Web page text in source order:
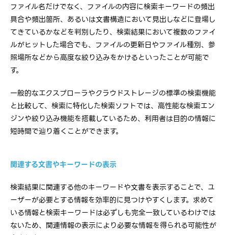
ファイル名だけでなく、ファイルの内容に検索キーワードの頻出
具合や頻出箇所、あるいは文書構造において見出しなどに登場し
てきているかなどを判別したり、検索結果において複数のファイ
ルがヒットした場合でも、ファイルの更新日やファイル種別、参
照場所などから高度な絞り込みをかけるといったことが可能で
す。
一般的なエクスプローラやクラウドストレージの標準の検索機能
と比較して、検索に特化した検索ソフトでは、高性能な検索エン
ジンや絞り込み機能を搭載しているため、利用者は目的の情報に
短時間で辿り着くことができます。
関連する文書やキーワードの表示
検索結果に関連する他のキーワードや文書を表示することで、ユ
ーザーが必要とする情報を効率的に見つけやすくします。求めて
いる情報と検索キーワードは必ずしも完全一致しているわけでは
ないため、関連情報の表示により必要な情報を得られる可能性が